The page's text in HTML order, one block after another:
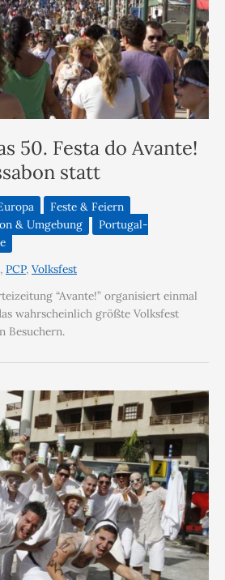
50. Festa do Avante!
statt
Feste & Feiern
& Umgebung
Portugal-
, PCP, Volksfest
“Avante!” organisiert einmal
wahrscheinlich größte Volksfest
Besuchern.